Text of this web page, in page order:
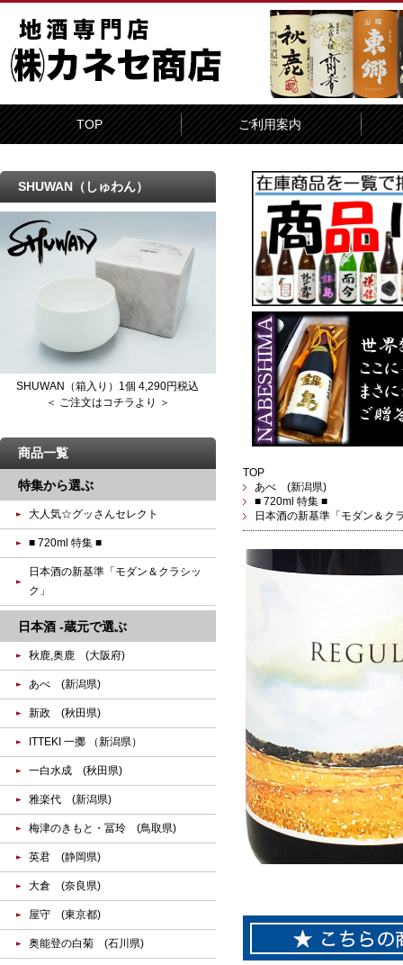
TOP ご利用案内
TOP
あべ (新潟県)
■ 720ml 特集 ■
日本酒の新基準「モダン＆ク
SHUWAN（しゅわん）
SHUWAN（箱入り）1個 4,290円税込
＜ ご注文はコチラより ＞
商品一覧
特集から選ぶ
大人気☆グッさんセレクト
■ 720ml 特集 ■
日本酒の新基準「モダン＆クラシッ
ク」
日本酒 -蔵元で選ぶ
秋鹿,奥鹿 (大阪府)
あべ (新潟県)
新政 (秋田県)
ITTEKI 一擲 （新潟県）
一白水成 (秋田県)
雅楽代 (新潟県)
梅津のきもと・冨玲 (鳥取県)
英君 (静岡県)
大倉 (奈良県)
屋守 (東京都)
奥能登の白菊 (石川県)